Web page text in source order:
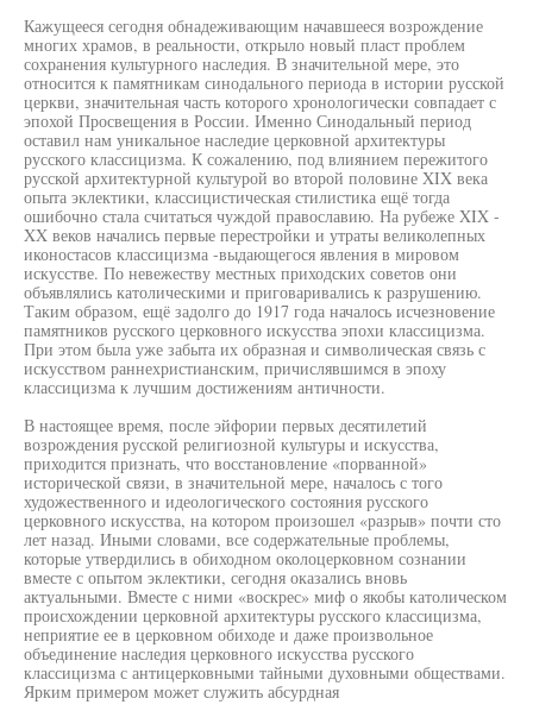
Кажущееся сегодня обнадеживающим начавшееся возрождение
многих храмов, в реальности, открыло новый пласт проблем
сохранения культурного наследия. В значительной мере, это
относится к памятникам синодального периода в истории русской
церкви, значительная часть которого хронологически совпадает с
эпохой Просвещения в России. Именно Синодальный период
оставил нам уникальное наследие церковной архитектуры
русского классицизма. К сожалению, под влиянием пережитого
русской архитектурной культурой во второй половине XIX века
опыта эклектики, классицистическая стилистика ещё тогда
ошибочно стала считаться чуждой православию. На рубеже XIX -
XX веков начались первые перестройки и утраты великолепных
иконостасов классицизма -выдающегося явления в мировом
искусстве. По невежеству местных приходских советов они
объявлялись католическими и приговаривались к разрушению.
Таким образом, ещё задолго до 1917 года началось исчезновение
памятников русского церковного искусства эпохи классицизма.
При этом была уже забыта их образная и символическая связь с
искусством раннехристианским, причислявшимся в эпоху
классицизма к лучшим достижениям античности.
В настоящее время, после эйфории первых десятилетий
возрождения русской религиозной культуры и искусства,
приходится признать, что восстановление «порванной»
исторической связи, в значительной мере, началось с того
художественного и идеологического состояния русского
церковного искусства, на котором произошел «разрыв» почти сто
лет назад. Иными словами, все содержательные проблемы,
которые утвердились в обиходном околоцерковном сознании
вместе с опытом эклектики, сегодня оказались вновь
актуальными. Вместе с ними «воскрес» миф о якобы католическом
происхождении церковной архитектуры русского классицизма,
неприятие ее в церковном обиходе и даже произвольное
объединение наследия церковного искусства русского
классицизма с антицерковными тайными духовными обществами.
Ярким примером может служить абсурдная